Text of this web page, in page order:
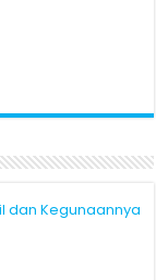
dan Kegunaannya